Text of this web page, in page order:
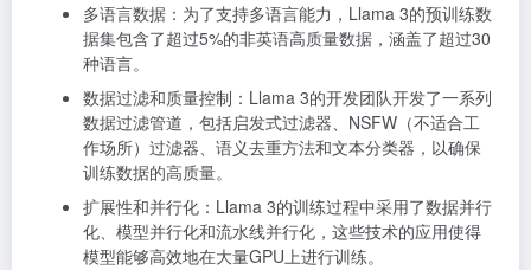
多语言数据：为了支持多语言能力，Llama 3的预训练数
据集包含了超过5%的非英语高质量数据，涵盖了超过30
种语言。
数据过滤和质量控制：Llama 3的开发团队开发了一系列
数据过滤管道，包括启发式过滤器、NSFW（不适合工
作场所）过滤器、语义去重方法和文本分类器，以确保
训练数据的高质量。
扩展性和并行化：Llama 3的训练过程中采用了数据并行
化、模型并行化和流水线并行化，这些技术的应用使得
模型能够高效地在大量GPU上进行训练。